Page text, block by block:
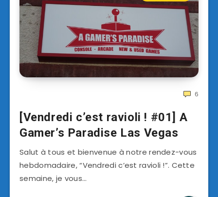
6
[Vendredi c’est ravioli ! #01] A
Gamer’s Paradise Las Vegas
Salut à tous et bienvenue à notre rendez-vous
hebdomadaire, “Vendredi c’est ravioli !”. Cette
semaine, je vous…